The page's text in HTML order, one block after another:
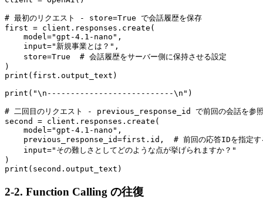
# 最初のリクエスト - store=True で会話履歴を保存
first = client.responses.create(
    model="gpt-4.1-nano",
    input="新規事業とは？",
    store=True  # 会話履歴をサーバー側に保持させる設定
)
print(first.output_text)
print("\n---------------------------\n")
# 二回目のリクエスト - previous_response_id で前回の会話を参
second = client.responses.create(
    model="gpt-4.1-nano",
previous_response_id=first.id,  # 前回の応答IDを指定す
    input="その難しさとしてどのような点が挙げられますか？"
)
print(second.output_text)
2-2. Function Calling の往復